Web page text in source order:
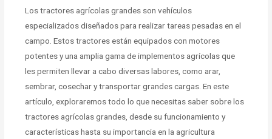
Los tractores agrícolas grandes son vehículos
especializados diseñados para realizar tareas pesadas en el
campo. Estos tractores están equipados con motores
potentes y una amplia gama de implementos agrícolas que
les permiten llevar a cabo diversas labores, como arar,
sembrar, cosechar y transportar grandes cargas. En este
artículo, exploraremos todo lo que necesitas saber sobre los
tractores agrícolas grandes, desde su funcionamiento y
características hasta su importancia en la agricultura